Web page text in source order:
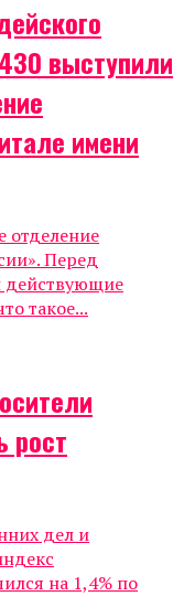
выступили
имени
отделение
Перед
действующие
такое...
рост
дел и
на 1,4% по